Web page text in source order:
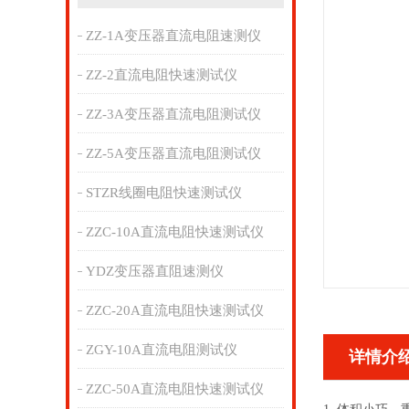
ZZ-1A变压器直流电阻速测仪
ZZ-2直流电阻快速测试仪
ZZ-3A变压器直流电阻测试仪
ZZ-5A变压器直流电阻测试仪
STZR线圈电阻快速测试仪
ZZC-10A直流电阻快速测试仪
YDZ变压器直阻速测仪
ZZC-20A直流电阻快速测试仪
ZGY-10A直流电阻测试仪
ZZC-50A直流电阻快速测试仪
详情介